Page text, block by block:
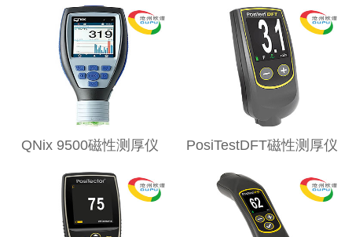
QNix 9500磁性测厚仪 PosiTestDFT磁性测厚仪